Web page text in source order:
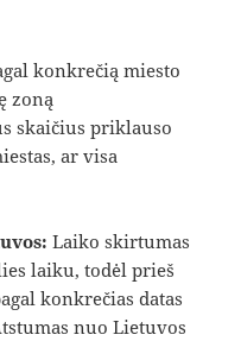
konkrečią miesto
zoną
skaičius priklauso
ar visa
Laiko skirtumas
laiku, todėl prieš
konkrečias datas
nuo Lietuvos